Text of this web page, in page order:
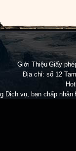
Giới Thiệu| Giấy
Địa chỉ: số 12
Dịch vụ, bạn chấp nhận